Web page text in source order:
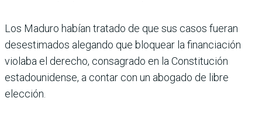
Los Maduro habían tratado de que sus casos fueran
desestimados alegando que bloquear la financiación
violaba el derecho, consagrado en la Constitución
estadounidense, a contar con un abogado de libre
elección.